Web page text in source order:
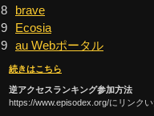
8
brave
9
Ecosia
9
au Webポータル
続きはこちら
逆アクセスランキング参加方法
https://www.episodex.org/にリンク